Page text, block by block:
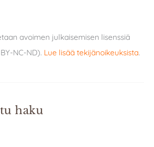
avoimen julkaisemisen lisenssiä
NC-ND). Lue lisää tekijänoikeuksista.
haku